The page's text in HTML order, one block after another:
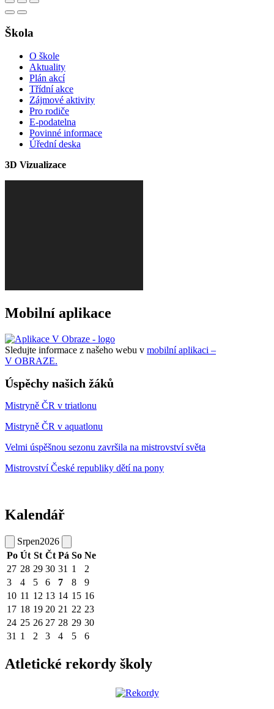
Škola
O škole
Aktuality
Plán akcí
Třídní akce
Zájmové aktivity
Pro rodiče
E-podatelna
Povinné informace
Úřední deska
3D Vizualizace
Mobilní aplikace
Sledujte informace z našeho webu v mobilní aplikaci –
V OBRAZE.
Úspěchy našich žáků
Mistryně ČR v triatlonu
Mistryně ČR v aquatlonu
Velmi úspěšnou sezonu završila na mistrovství světa
Mistrovství České republiky dětí na pony
Kalendář
Srpen2026
Po Út St Čt Pá So Ne
27 28 29 30 31 1
2
3
4 5 6 7 8
9
10 11 12 13 14 15 16
17 18 19 20 21 22 23
24 25 26 27 28 29 30
31 1 2 3 4 5 6
Atletické rekordy školy